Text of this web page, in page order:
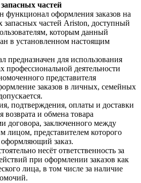
частей
функционал оформления заказов на
запасных частей Ariston, доступный
которым данный
в установленном настоящим
предназначен для использования
профессиональной деятельности
представителя
заказов в личных, семейных
подтверждения, оплаты и доставки
возврата и обмена товара
договора, заключенного между
лицом, представителем которого
оформляющий заказ.
несёт ответственность за
при оформлении заказов как
лица, в том числе за наличие